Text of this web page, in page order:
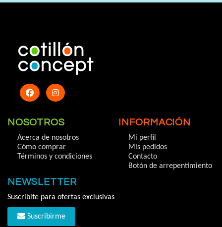
NOSOTROS
Acerca de nosotros
Cómo comprar
Términos y condiciones
INFORMACIÓN
Mi perfil
Mis pedidos
Contacto
Botón de arrepentimiento
NEWSLETTER
Suscribite para ofertas exclusivas
Suscribirme